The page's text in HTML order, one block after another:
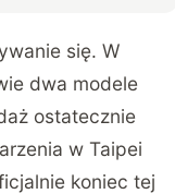
się. W
dwa modele
ostatecznie
w Taipei
koniec tej